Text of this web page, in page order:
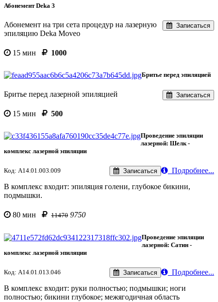
Абонемент Deka 3
Записаться
Абонемент на три сета процедур на лазерную
эпиляцию Deka Moveo
15 мин 1000
Бритье перед эпиляцией
Записаться
Бритье перед лазерной эпиляцией
15 мин 500
Проведение эпиляции
лазерной: Шелк -
комплекс лазерной эпиляции
Код: A14.01.003.009 Записаться
Подробнее...
В комплекс входит: эпиляция голени, глубокое бикини,
подмышки.
80 мин 11470 9750
Проведение эпиляции
лазерной: Сатин -
комплекс лазерной эпиляции
Код: А14.01.013.046 Записаться
Подробнее...
В комплекс входит: руки полностью; подмышки; ноги
полностью; бикини глубокое; межягодичная область